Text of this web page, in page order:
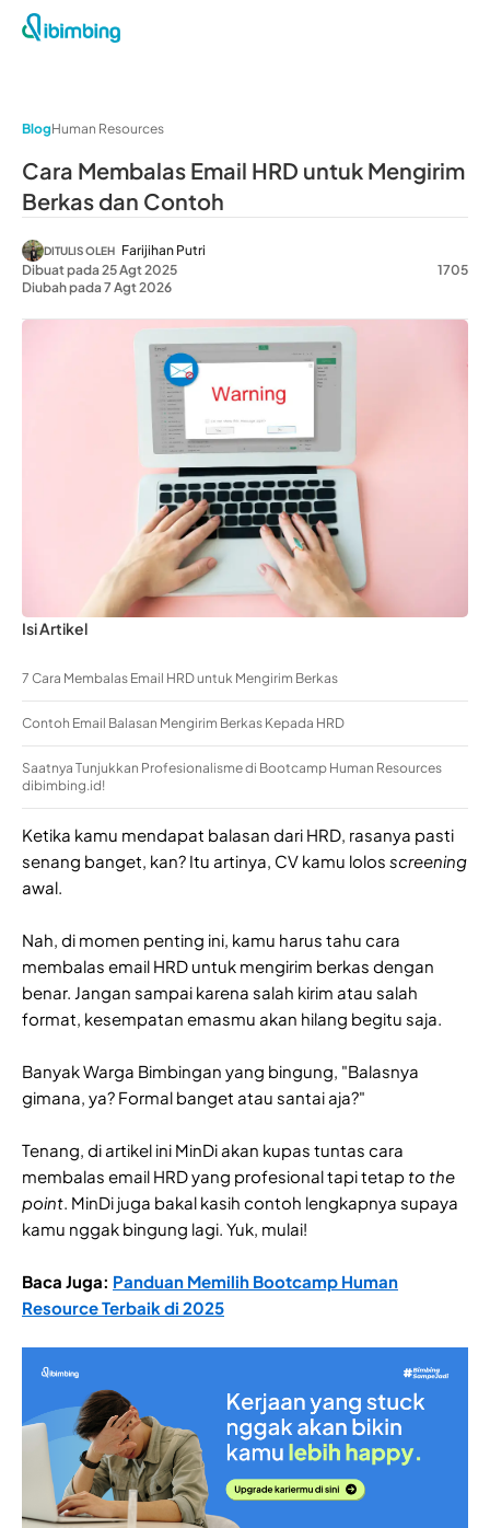
BlogHuman Resources
Cara Membalas Email HRD untuk Mengirim
Berkas dan Contoh
DITULIS OLEH Farijihan Putri
Dibuat pada 25 Agt 2025
Diubah pada 7 Agt 2026
1705
Isi Artikel
7 Cara Membalas Email HRD untuk Mengirim Berkas
Contoh Email Balasan Mengirim Berkas Kepada HRD
Saatnya Tunjukkan Profesionalisme di Bootcamp Human Resources
dibimbing.id!
Ketika kamu mendapat balasan dari HRD, rasanya pasti
senang banget, kan? Itu artinya, CV kamu lolos screening
awal.
Nah, di momen penting ini, kamu harus tahu cara
membalas email HRD untuk mengirim berkas dengan
benar. Jangan sampai karena salah kirim atau salah
format, kesempatan emasmu akan hilang begitu saja.
Banyak Warga Bimbingan yang bingung, "Balasnya
gimana, ya? Formal banget atau santai aja?"
Tenang, di artikel ini MinDi akan kupas tuntas cara
membalas email HRD yang profesional tapi tetap to the
point. MinDi juga bakal kasih contoh lengkapnya supaya
kamu nggak bingung lagi. Yuk, mulai!
Baca Juga: Panduan Memilih Bootcamp Human
Resource Terbaik di 2025